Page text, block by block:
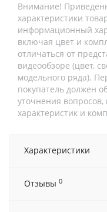
Внимание!
характеристики
информационный
включая цвет и
отличаться от
видеообзоре (цвет,
модельного ряда).
покупатель должен
уточнения
характеристик и
Характеристики
Отзывы 0